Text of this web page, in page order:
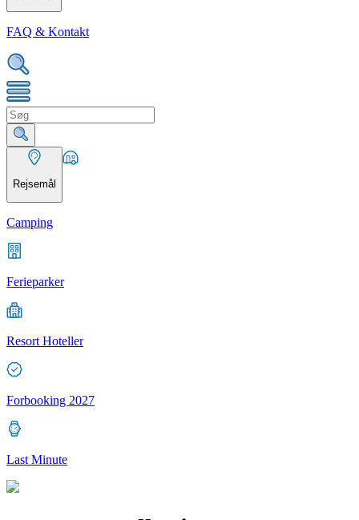
FAQ & Kontakt
Rejsemål
Camping
Ferieparker
Resort Hoteller
Forbooking 2027
Last Minute